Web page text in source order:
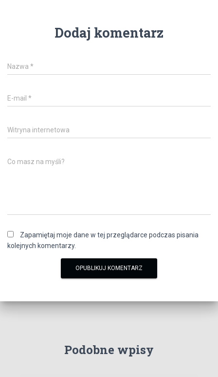
Dodaj komentarz
Nazwa *
E-mail *
Witryna internetowa
Co masz na myśli?
Zapamiętaj moje dane w tej przeglądarce podczas pisania
kolejnych komentarzy.
Podobne wpisy